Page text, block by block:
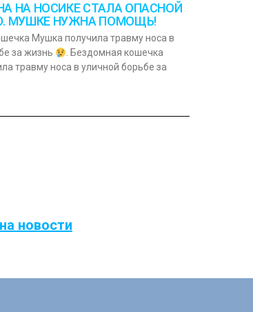
НА НОСИКЕ СТАЛА ОПАСНОЙ
МУШКЕ НУЖНА ПОМОЩЬ!
Мушка получила травму носа в
за жизнь
. Бездомная кошечка
травму носа в уличной борьбе за
новости